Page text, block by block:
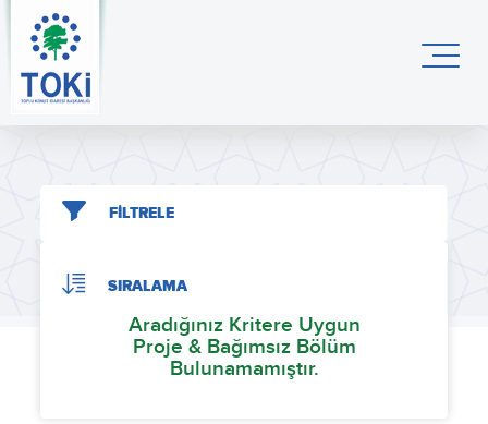
FİLTRELE
SIRALAMA
Aradığınız Kritere Uygun
Proje & Bağımsız Bölüm
Bulunamamıştır.